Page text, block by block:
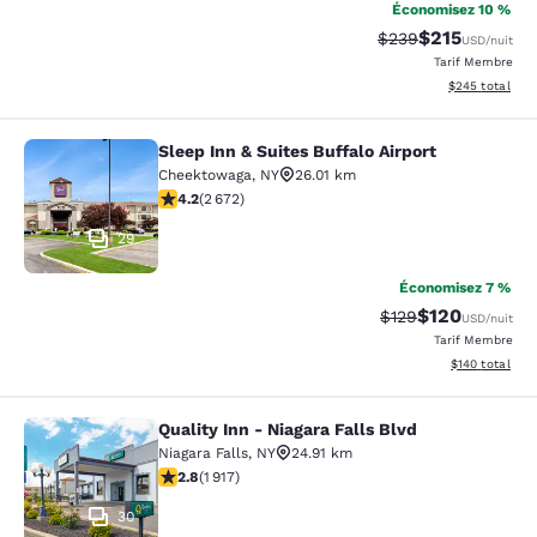
Économisez 10 %
Tarif barré :
$239Tarif réduit :
$215USD/nuit
Tarif Membre
Afficher les
$245 total
Sleep Inn & Suites Buffalo Airport
29
Sleep Inn & Suites Buffalo Airport
Cheektowaga, NY
26.01 km
4.19 étoiles. Très Bien. 2672 commentaires
4.2(2 672)
Économisez 7 %
Tarif barré :
$129Tarif réduit :
$120USD/nuit
Tarif Membre
Afficher les
$140 total
Quality Inn - Niagara Falls Blvd
30
Quality Inn - Niagara Falls Blvd
Niagara Falls, NY
24.91 km
2.8 étoiles. Moyen. 1917 commentaires
2.8(1 917)